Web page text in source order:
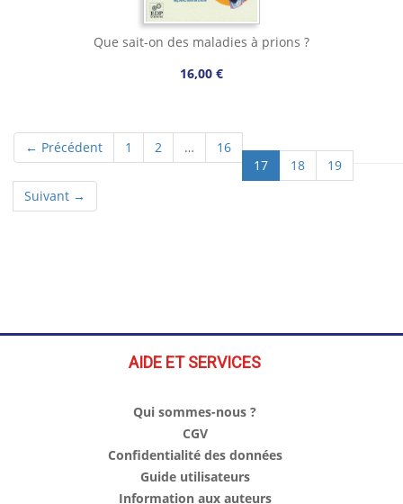
Que sait-on des maladies à prions ?
16,00 €
← Précédent 1 2 …
16
17(current)
18
19
Suivant →
AIDE ET SERVICES
Qui sommes-nous ?
CGV
Confidentialité des données
Guide utilisateurs
Information aux auteurs